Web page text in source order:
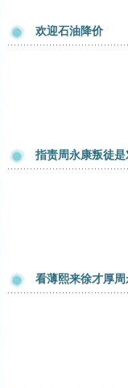
欢迎石油降价
指责周永康叛徒
看薄熙来徐才厚